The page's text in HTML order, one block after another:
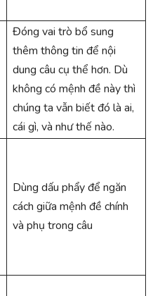
Đóng vai trò bổ sung
thêm thông tin để nội
dung câu cụ thể hơn. Dù
không có mệnh đề này thì
chúng ta vẫn biết đó là ai,
cái gì, và như thế nào.
Dùng dấu phẩy để ngăn
cách giữa mệnh đề chính
và phụ trong câu